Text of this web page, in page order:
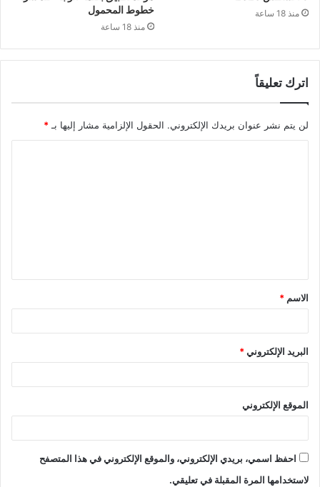
منذ 18 ساعة
خطوط المحمول
منذ 18 ساعة
اترك تعليقاً
لن يتم نشر عنوان بريدك الإلكتروني. الحقول الإلزامية مشار إليها بـ *
ق
*
الاسم *
البريد الإلكتروني*
الموقع الإلكتروني
احفظ اسمي، بريدي الإلكتروني، والموقع الإلكتروني في هذا المتصفح
لاستخدامها المرة المقبلة في تعليقي.